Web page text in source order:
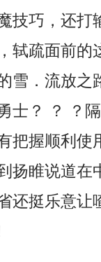
技巧，还打
轼疏面前的
雪．流放之
士？ ？ ？
把握顺利使
扬睢说道在
还挺乐意让